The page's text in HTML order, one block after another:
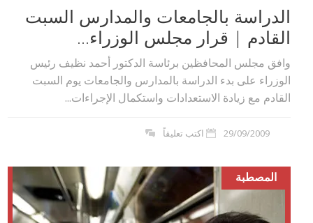
الدراسة بالجامعات والمدارس السبت
القادم | قرار مجلس الوزراء...
وافق مجلس المحافظين برئاسة الدكتور أحمد نظيف رئيس
الوزراء على بدء الدراسة بالمدارس والجامعات يوم السبت
القادم مع زيادة الاستعدادات واستكمال الإجراءات...
29/09/2009 اكتب تعليقاً
المصطبة